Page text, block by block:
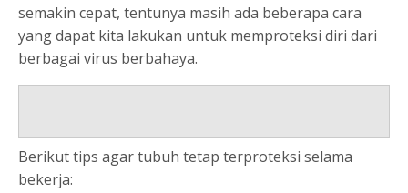
semakin cepat, tentunya masih ada beberapa cara
yang dapat kita lakukan untuk memproteksi diri dari
berbagai virus berbahaya.
Berikut tips agar tubuh tetap terproteksi selama
bekerja: